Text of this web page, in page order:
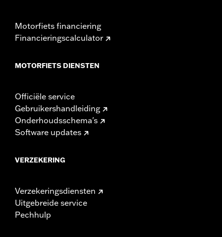
Motorfiets financiering
Financieringscalculator
MOTORFIETS DIENSTEN
Officiële service
Gebruikershandleiding
Onderhoudsschema's
Software updates
VERZEKERING
Verzekeringsdiensten
Uitgebreide service
Pechhulp